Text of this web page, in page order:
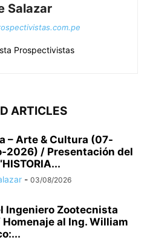
Salazar
Prospectivistas
ARTICLES
– Arte & Cultura (07-
2026) / Presentación del
- 03/08/2026
Ingeniero Zootecnista
al Ing. William